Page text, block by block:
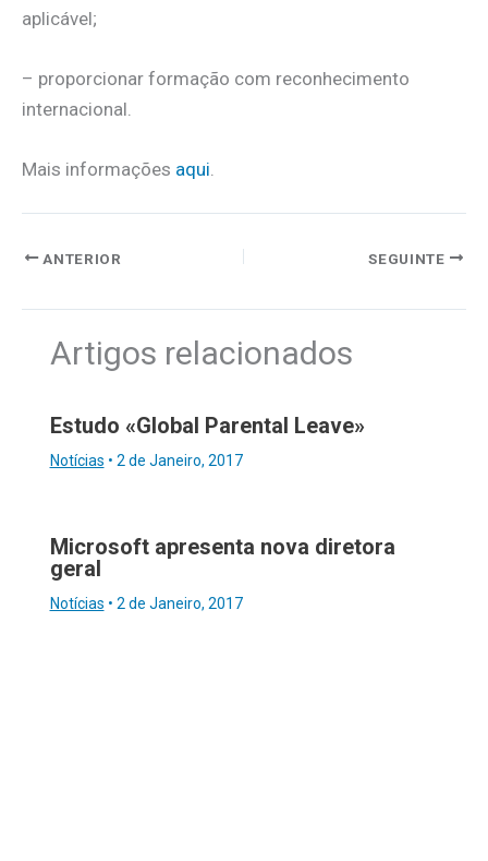
aplicável;
– proporcionar formação com reconhecimento
internacional.
Mais informações aqui.
ANTERIOR SEGUINTE
Artigos relacionados
Estudo «Global Parental Leave»
Notícias • 2 de Janeiro, 2017
Microsoft apresenta nova diretora
geral
Notícias • 2 de Janeiro, 2017